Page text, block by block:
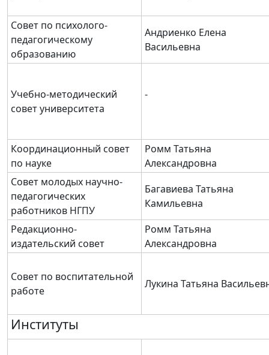
Совет по психолого-
педагогическому
образованию
Андриенко Елена
Васильевна
Учебно-методический
совет университета
-
Координационный совет
по науке
Ромм Татьяна
Александровна
Совет молодых научно-
педагогических
работников НГПУ
Багавиева Татьяна
Камильевна
Редакционно-
издательский совет
Ромм Татьяна
Александровна
Совет по воспитательной
работе
Лукина Татьяна
Институты